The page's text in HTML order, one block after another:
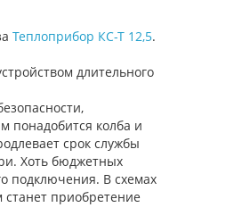
Теплоприбор КС-Т 12,5.
длительного
понадобится колба и
срок службы
Хоть бюджетных
подключения. В схемах
станет приобретение